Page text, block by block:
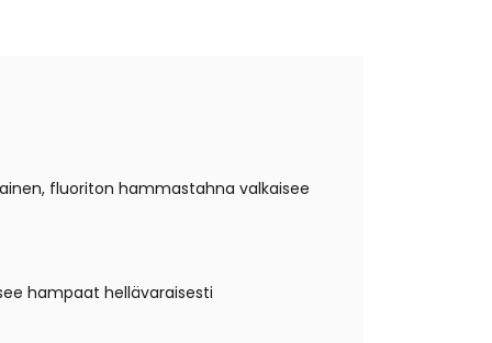
fluoriton hammastahna valkaisee
hampaat hellävaraisesti